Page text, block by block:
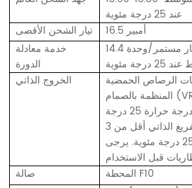
عند 25 درجة مئوية
تيار الشحن الأقصى
16.5 أمبير
خدمة معادلة
الدورة
14.4 فولت ~ 15.0 فولت تيار مستمر/وحدة
مئوية
الخروج الذاتي
الرصاص الحمضية
لأكثر من 6 أشهر عند درجة حرارة 25 درجة
شهريًا عند درجة حرارة 25 درجة مئوية. يرجى
صالة
المحطة F10